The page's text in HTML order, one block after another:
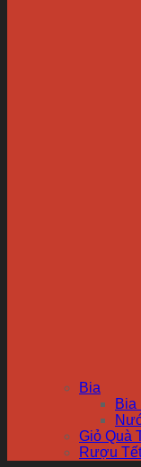
Bia
Bia
Giỏ Quà
Rượu Tết